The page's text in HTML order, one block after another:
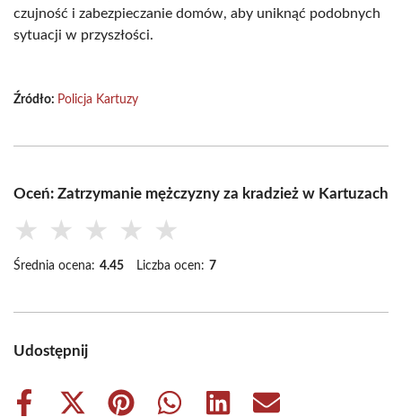
czujność i zabezpieczanie domów, aby uniknąć podobnych
sytuacji w przyszłości.
Źródło: Policja Kartuzy
Oceń: Zatrzymanie mężczyzny za kradzież w Kartuzach
★ ★ ★ ★ ★
Średnia ocena: 4.45 Liczba ocen: 7
Udostępnij
Share
Share
Share
Share
Share
Share